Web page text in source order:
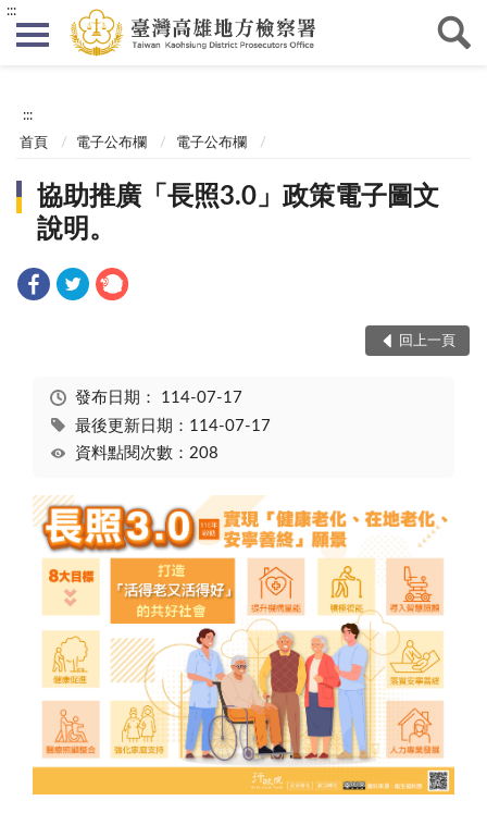
:::
:::
首頁 電子公布欄 電子公布欄
協助推廣「長照3.0」政策電子圖文
說明。
回上一頁
發布日期： 114-07-17
最後更新日期：114-07-17
資料點閱次數：208